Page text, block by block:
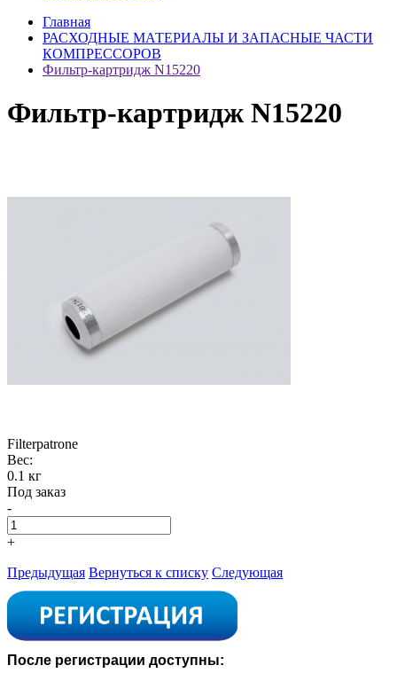
Главная
РАСХОДНЫЕ МАТЕРИАЛЫ И ЗАПАСНЫЕ ЧАСТИ
КОМПРЕССОРОВ
Фильтр-картридж N15220
Фильтр-картридж N15220
Filterpatrone
Вес:
0.1 кг
Под заказ
-
+
Предыдущая Вернуться к списку Следующая
После регистрации доступны: